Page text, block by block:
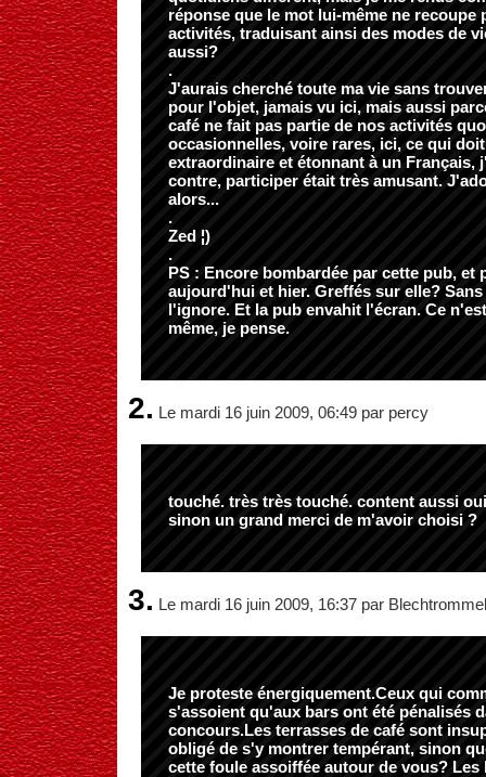
réponse que le mot lui-même ne recoupe
activités, traduisant ainsi des modes de
aussi?
.
J'aurais cherché toute ma vie sans
pour l'objet, jamais vu ici, mais aussi
café ne fait pas partie de nos activités
occasionnelles, voire rares, ici, ce qui
extraordinaire et étonnant à un Français,
contre, participer était très amusant.
alors...
.
Zed ¦)
.
PS : Encore bombardée par cette pub, et
aujourd'hui et hier. Greffés sur elle?
l'ignore. Et la pub envahit l'écran. Ce
même, je pense.
2. Le mardi 16 juin 2009, 06:49 par percy
touché. très très touché. content aussi
sinon un grand merci de m'avoir choisi ?
3. Le mardi 16 juin 2009, 16:37 par Blechtrommel
Je proteste énergiquement.Ceux qui
s'assoient qu'aux bars ont été pénalisés
concours.Les terrasses de café sont
obligé de s'y montrer tempérant, sinon
cette foule assoiffée autour de vous?